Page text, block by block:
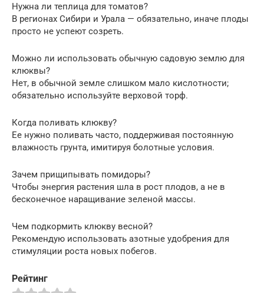
Нужна ли теплица для томатов?
В регионах Сибири и Урала — обязательно, иначе плоды
просто не успеют созреть.
Можно ли использовать обычную садовую землю для
клюквы?
Нет, в обычной земле слишком мало кислотности;
обязательно используйте верховой торф.
Когда поливать клюкву?
Ее нужно поливать часто, поддерживая постоянную
влажность грунта, имитируя болотные условия.
Зачем прищипывать помидоры?
Чтобы энергия растения шла в рост плодов, а не в
бесконечное наращивание зеленой массы.
Чем подкормить клюкву весной?
Рекомендую использовать азотные удобрения для
стимуляции роста новых побегов.
Рейтинг